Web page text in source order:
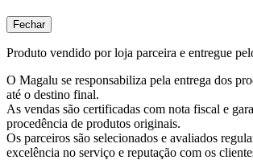
Fechar
Produto vendido por loja parceira e entregue
O Magalu se responsabiliza pela entrega dos
até o destino final.
As vendas são certificadas com nota fiscal e
procedência de produtos originais.
Os parceiros são selecionados e avaliados
excelência no serviço e reputação com os